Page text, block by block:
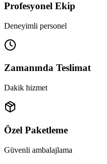
Profesyonel Ekip
Deneyimli personel
Zamanında Teslimat
Dakik hizmet
Özel Paketleme
Güvenli ambalajlama